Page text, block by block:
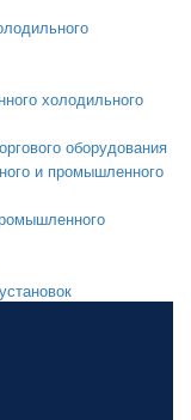
холодильного
оборудования
и промышленного